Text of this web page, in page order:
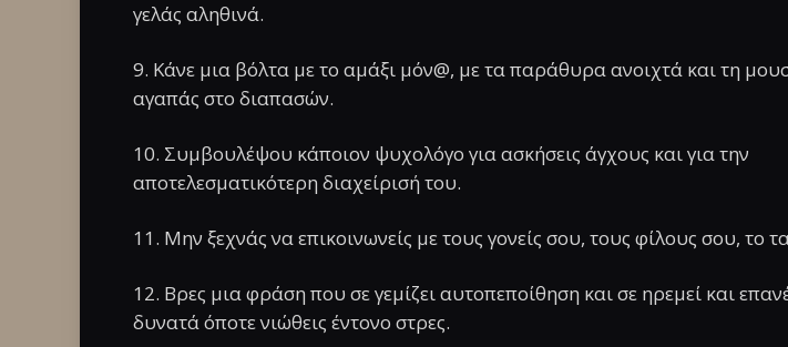
γελάς αληθινά.
9. Κάνε μια βόλτα με το αμάξι μόν@, με τα παράθυρα ανοιχτά και τη
αγαπάς στο διαπασών.
10. Συμβουλέψου κάποιον ψυχολόγο για ασκήσεις άγχους και για την
αποτελεσματικότερη διαχείρισή του.
11. Μην ξεχνάς να επικοινωνείς με τους γονείς σου, τους φίλους σου, το
12. Βρες μια φράση που σε γεμίζει αυτοπεποίθηση και σε ηρεμεί και
δυνατά όποτε νιώθεις έντονο στρες.